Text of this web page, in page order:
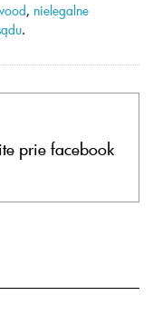
, nielegalne
.
prie facebook